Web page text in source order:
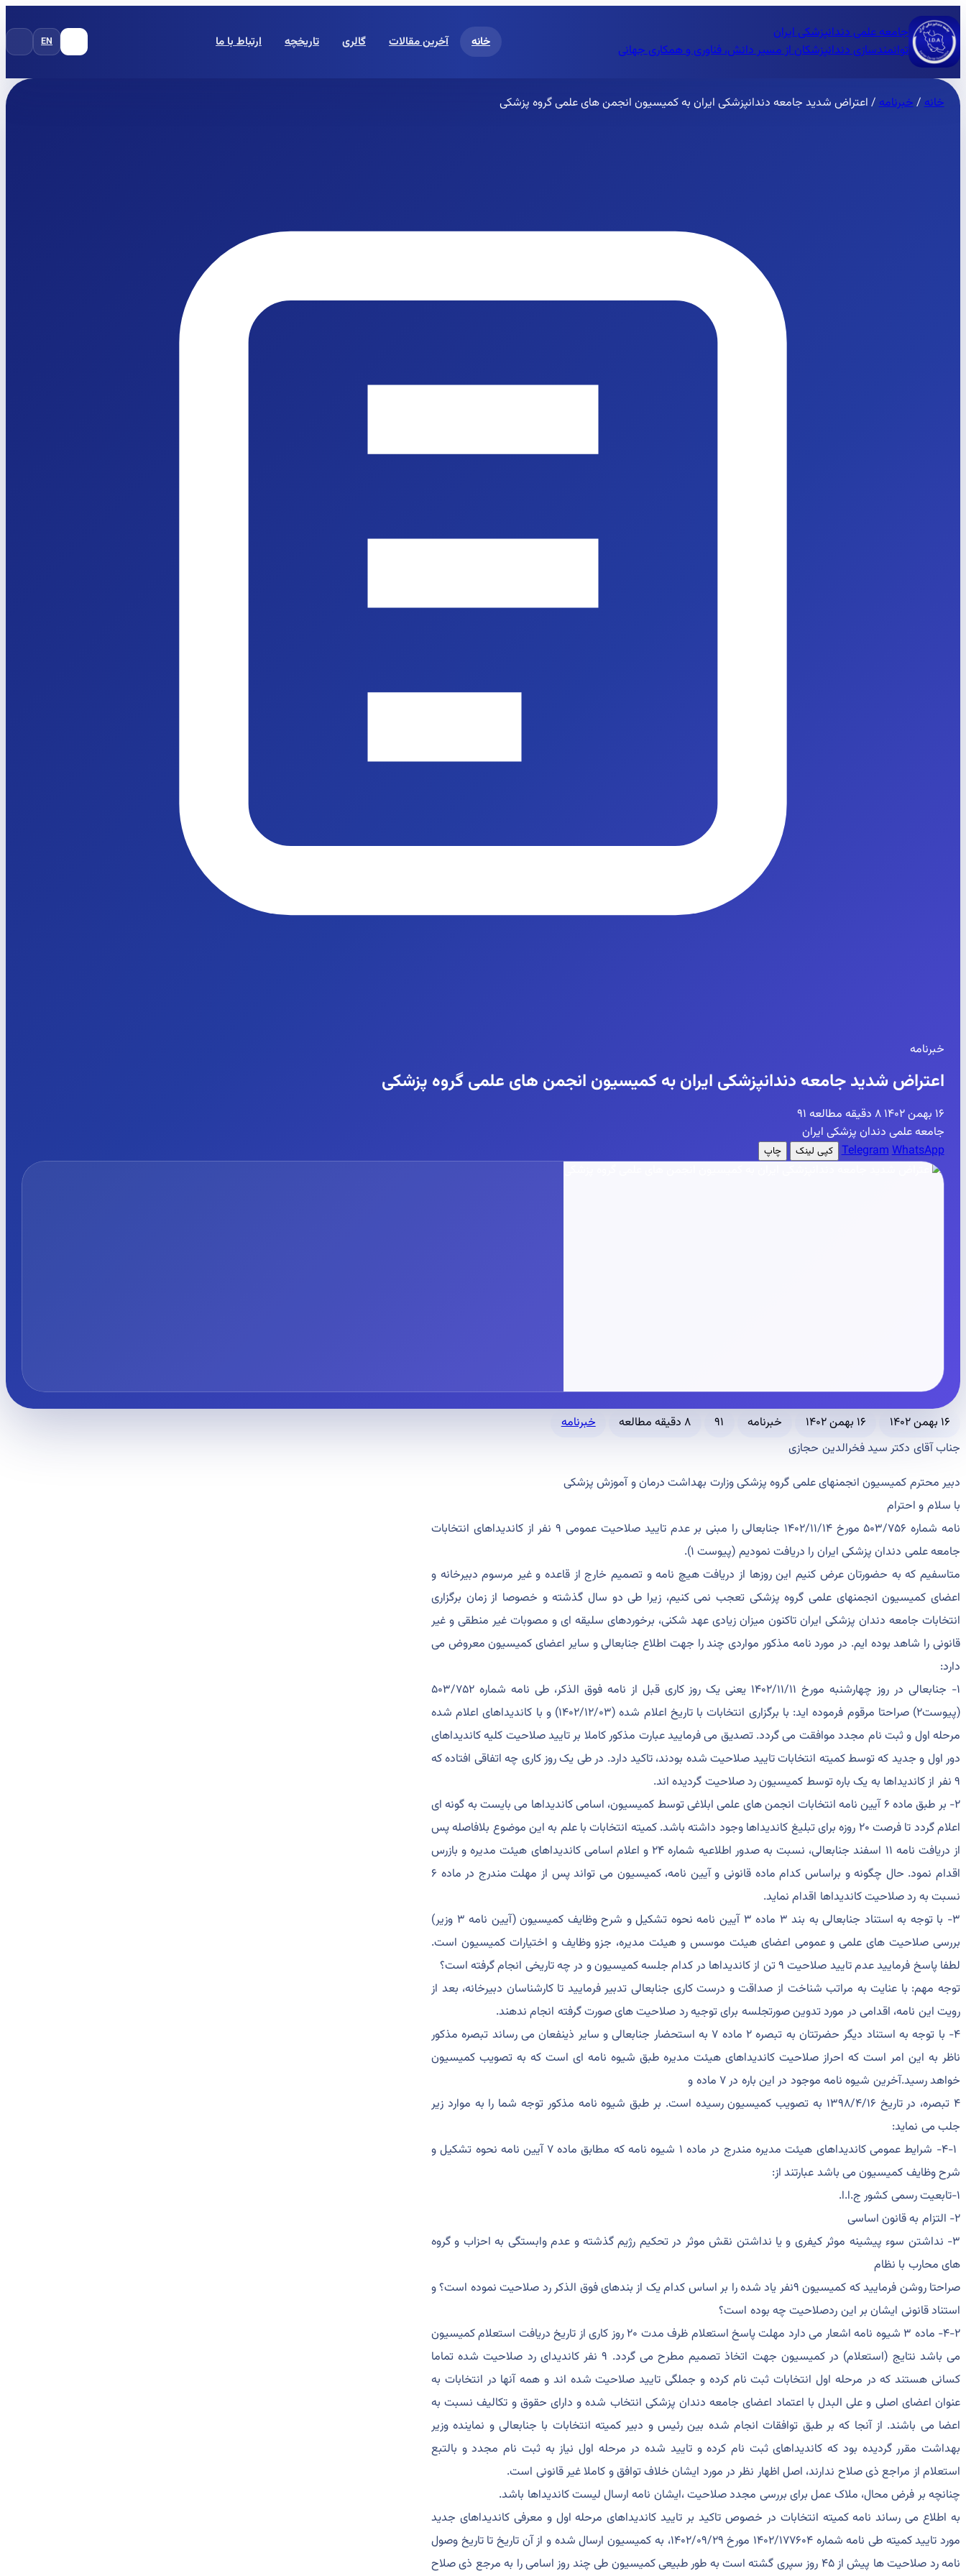
جامعه علمی دندانپزشکی ایران
توانمندسازی دندانپزشکان از مسیر دانش، فناوری و همکاری جهانی
خانه آخرین مقالات گالری تاریخچه ارتباط با ما EN
خانه/خبرنامه/ اعتراض شدید جامعه دندانپزشکی ایران به کمیسیون انجمن های علمی گروه پزشکی
خبرنامه
اعتراض شدید جامعه دندانپزشکی ایران به کمیسیون انجمن های علمی گروه پزشکی
۱۶ بهمن ۱۴۰۲ ۸ دقیقه مطالعه
۹۱
جامعه علمی دندان پزشکی ایران
TelegramWhatsApp کپی لینک چاپ
۱۶ بهمن ۱۴۰۲ ۱۶ بهمن ۱۴۰۲ خبرنامه ۹۱ ۸ دقیقه مطالعه
خبرنامه
جناب آقای دکتر سید فخرالدین حجازی
دبیر محترم کمیسیون انجمنهای علمی گروه پزشکی وزارت بهداشت درمان و آموزش پزشکی
با سلام و احترام
نامه شماره ۵۰۳/۷۵۶ مورخ ۱۴۰۲/۱۱/۱۴ جنابعالی را مبنی بر عدم تایید صلاحیت عمومی ۹ نفر از کاندیداهای انتخابات
جامعه علمی دندان پزشکی ایران را دریافت نمودیم (پیوست ۱).
متاسفیم که به حضورتان عرض کنیم این روزها از دریافت هیچ نامه و تصمیم خارج از قاعده و غیر مرسوم دبیرخانه و
اعضای کمیسیون انجمنهای علمی گروه پزشکی تعجب نمی کنیم، زیرا طی دو سال گذشته و خصوصا از زمان برگزاری
انتخابات جامعه دندان پزشکی ایران تاکنون میزان زیادی عهد شکنی، برخوردهای سلیقه ای و مصوبات غیر منطقی و غیر
قانونی را شاهد بوده ایم. در مورد نامه مذکور مواردی چند را جهت اطلاع جنابعالی و سایر اعضای کمیسیون معروض می
دارد:
۱- جنابعالی در روز چهارشنبه مورخ ۱۴۰۲/۱۱/۱۱ یعنی یک روز کاری قبل از نامه فوق الذکر، طی نامه شماره ۵۰۳/۷۵۲
(پیوست۲) صراحتا مرقوم فرموده اید: با برگزاری انتخابات با تاریخ اعلام شده (۱۴۰۲/۱۲/۰۳) و با کاندیداهای اعلام شده
مرحله اول و ثبت نام مجدد موافقت می گردد. تصدیق می فرمایید عبارت مذکور کاملا بر تایید صلاحیت کلیه کاندیداهای
دور اول و جدید که توسط کمیته انتخابات تایید صلاحیت شده بودند، تاکید دارد. در طی یک روز کاری چه اتفاقی افتاده که
۹ نفر از کاندیداها به یک باره توسط کمیسیون رد صلاحیت گردیده اند.
۲- بر طبق ماده ۶ آیین نامه انتخابات انجمن های علمی ابلاغی توسط کمیسیون، اسامی کاندیداها می بایست به گونه ای
اعلام گردد تا فرصت ۲۰ روزه برای تبلیغ کاندیداها وجود داشته باشد. کمیته انتخابات با علم به این موضوع بلافاصله پس
از دریافت نامه ۱۱ اسفند جنابعالی، نسبت به صدور اطلاعیه شماره ۲۴ و اعلام اسامی کاندیداهای هیئت مدیره و بازرس
اقدام نمود. حال چگونه و براساس کدام ماده قانونی و آیین نامه، کمیسیون می تواند پس از مهلت مندرج در ماده ۶
نسبت به رد صلاحیت کاندیداها اقدام نماید.
۳- با توجه به استناد جنابعالی به بند ۳ ماده ۳ آیین نامه نحوه تشکیل و شرح وظایف کمیسیون (آیین نامه ۳ وزیر)
بررسی صلاحیت های علمی و عمومی اعضای هیئت موسس و هیئت مدیره، جزو وظایف و اختیارات کمیسیون است.
لطفا پاسخ فرمایید عدم تایید صلاحیت ۹ تن از کاندیداها در کدام جلسه کمیسیون و در چه تاریخی انجام گرفته است؟
توجه مهم: با عنایت به مراتب شناخت از صداقت و درست کاری جنابعالی تدبیر فرمایید تا کارشناسان دبیرخانه، بعد از
رویت این نامه، اقدامی در مورد تدوین صورتجلسه برای توجیه رد صلاحیت های صورت گرفته انجام ندهند.
۴- با توجه به استناد دیگر حضرتتان به تبصره ۲ ماده ۷ به استحضار جنابعالی و سایر ذینفعان می رساند تبصره مذکور
ناظر به این امر است که احراز صلاحیت کاندیداهای هیئت مدیره طبق شیوه نامه ای است که به تصویب کمیسیون
خواهد رسید.آخرین شیوه نامه موجود در این باره در ۷ ماده و
۴ تبصره، در تاریخ ۱۳۹۸/۴/۱۶ به تصویب کمیسیون رسیده است. بر طبق شیوه نامه مذکور توجه شما را به موارد زیر
جلب می نماید:
۴-۱- شرایط عمومی کاندیداهای هیئت مدیره مندرج در ماده ۱ شیوه نامه که مطابق ماده ۷ آیین نامه نحوه تشکیل و
شرح وظایف کمیسیون می باشد عبارتند از:
۱-تابعیت رسمی کشور ج.ا.ا.
۲- التزام به قانون اساسی
۳- نداشتن سوء پیشینه موثر کیفری و یا نداشتن نقش موثر در تحکیم رژیم گذشته و عدم وابستگی به احزاب و گروه
های محارب با نظام
صراحتا روشن فرمایید که کمیسیون ۹نفر یاد شده را بر اساس کدام یک از بندهای فوق الذکر رد صلاحیت نموده است؟ و
استناد قانونی ایشان بر این ردصلاحیت چه بوده است؟
۴-۲- ماده ۳ شیوه نامه اشعار می دارد مهلت پاسخ استعلام ظرف مدت ۲۰ روز کاری از تاریخ دریافت استعلام کمیسیون
می باشد نتایج (استعلام) در کمیسیون جهت اتخاذ تصميم مطرح می گردد. ۹ نفر کاندیدای رد صلاحیت شده تماما
کسانی هستند که در مرحله اول انتخابات ثبت نام کرده و جملگی تایید صلاحیت شده اند و همه آنها در انتخابات به
عنوان اعضای اصلی و علی البدل با اعتماد اعضای جامعه دندان پزشکی انتخاب شده و دارای حقوق و تکالیف نسبت به
اعضا می باشند. از آنجا که بر طبق توافقات انجام شده بین رئیس و دبیر کمیته انتخابات با جنابعالی و نماینده وزیر
بهداشت مقرر گردیده بود که کاندیداهای ثبت نام کرده و تایید شده در مرحله اول نیاز به ثبت نام مجدد و بالتبع
استعلام از مراجع ذی صلاح ندارند، اصل اظهار نظر در مورد ایشان خلاف توافق و کاملا غیر قانونی است.
چنانچه بر فرض محال، ملاک عمل برای بررسی مجدد صلاحیت ،ایشان نامه ارسال لیست کاندیداها باشد.
به اطلاع می رساند نامه كميته انتخابات در خصوص تاکید بر تایید کاندیداهای مرحله اول و معرفی کاندیداهای جدید
مورد تایید کمیته طی نامه شماره ۱۴۰۲/۱۷۷۶۰۴ مورخ ۱۴۰۲/۰۹/۲۹، به کمیسیون ارسال شده و از آن تاریخ تا تاریخ وصول
نامه رد صلاحیت ها پیش از ۴۵ روز سپری گشته است به طور طبیعی کمیسیون طی چند روز اسامی را به مرجع ذی صلاح